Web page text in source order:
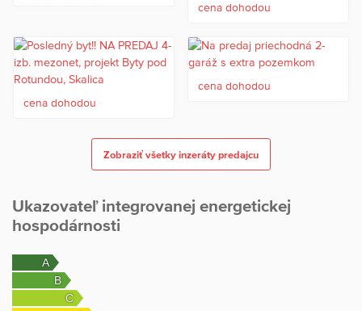
cena dohodou
cena dohodou
cena dohodou
Zobraziť všetky inzeráty predajcu
Ukazovateľ integrovanej energetickej
hospodárnosti